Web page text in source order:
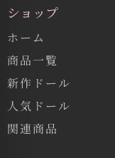
ショップ
ホーム
商品一覧
新作ドール
人気ドール
関連商品